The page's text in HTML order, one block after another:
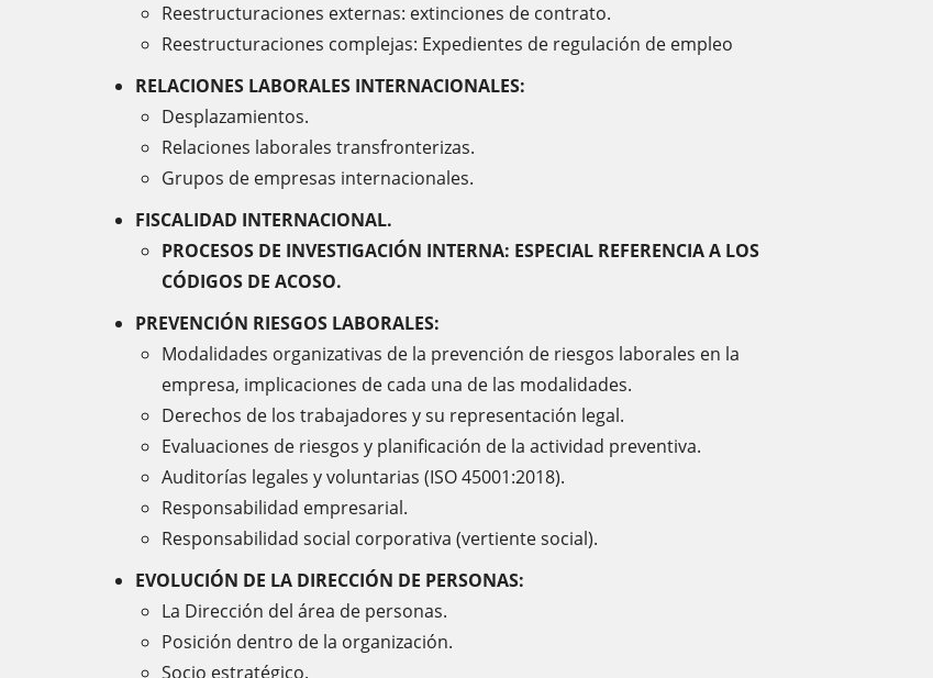
Reestructuraciones externas: extinciones de contrato.
Reestructuraciones complejas: Expedientes de regulación de empleo
RELACIONES LABORALES INTERNACIONALES:
Desplazamientos.
Relaciones laborales transfronterizas.
Grupos de empresas internacionales.
FISCALIDAD INTERNACIONAL.
PROCESOS DE INVESTIGACIÓN INTERNA: ESPECIAL REFERENCIA A LOS
CÓDIGOS DE ACOSO.
PREVENCIÓN RIESGOS LABORALES:
Modalidades organizativas de la prevención de riesgos laborales en la
empresa, implicaciones de cada una de las modalidades.
Derechos de los trabajadores y su representación legal.
Evaluaciones de riesgos y planificación de la actividad preventiva.
Auditorías legales y voluntarias (ISO 45001:2018).
Responsabilidad empresarial.
Responsabilidad social corporativa (vertiente social).
EVOLUCIÓN DE LA DIRECCIÓN DE PERSONAS:
La Dirección del área de personas.
Posición dentro de la organización.
Socio estratégico.